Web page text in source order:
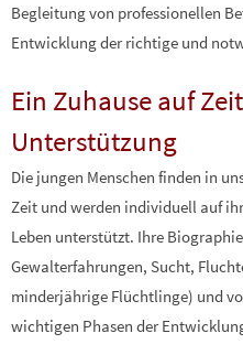
Begleitung von professionellen
Entwicklung der richtige und
Ein Zuhause auf
Unterstützung
Die jungen Menschen finden in
Zeit und werden individuell auf
Leben unterstützt. Ihre
Gewalterfahrungen, Sucht,
minderjährige Flüchtlinge) und
wichtigen Phasen der